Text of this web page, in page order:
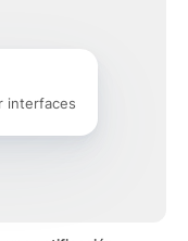
interfaces